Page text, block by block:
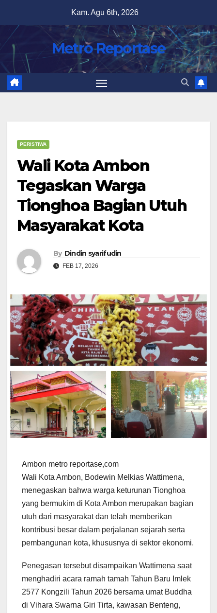
content
Kam. Agu 6th, 2026
Metro Reportase
PERISTIWA
Wali Kota Ambon
Tegaskan Warga
Tionghoa Bagian Utuh
Masyarakat Kota
By Dindin syarifudin
FEB 17, 2026
Ambon metro reportase,com
Wali Kota Ambon, Bodewin Melkias Wattimena,
menegaskan bahwa warga keturunan Tionghoa
yang bermukim di Kota Ambon merupakan bagian
utuh dari masyarakat dan telah memberikan
kontribusi besar dalam perjalanan sejarah serta
pembangunan kota, khususnya di sektor ekonomi.
Penegasan tersebut disampaikan Wattimena saat
menghadiri acara ramah tamah Tahun Baru Imlek
2577 Kongzili Tahun 2026 bersama umat Buddha
di Vihara Swarna Giri Tirta, kawasan Benteng,